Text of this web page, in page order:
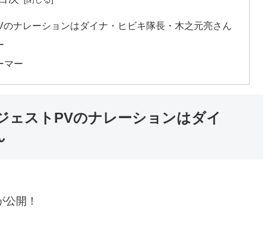
のナレーションはダイナ・ヒビキ隊長・木之元亮さん
マー
ェストPVのナレーションはダイ
開！